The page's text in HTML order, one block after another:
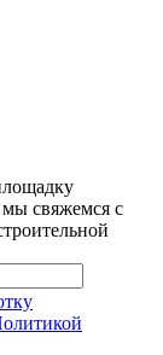
свяжемся с